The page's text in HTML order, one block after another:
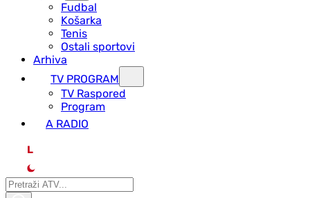
Fudbal
Košarka
Tenis
Ostali sportovi
Arhiva
TV PROGRAM
ТV Raspored
Program
A RADIO
L